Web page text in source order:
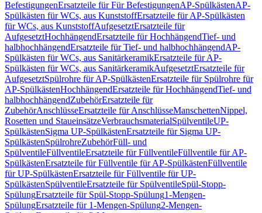
BefestigungenErsatzteile für Für BefestigungenAP-SpülkästenAP-
Spülkästen für WCs, aus KunststoffErsatzteile für AP-Spülkästen
für WCs, aus KunststoffAufgesetztErsatzteile für
AufgesetztHochhängendErsatzteile für HochhängendTief- und
halbhochhängendErsatzteile für Tief- und halbhochhängendAP-
Spülkästen für WCs, aus SanitärkeramikErsatzteile für AP-
Spülkästen für WCs, aus SanitärkeramikAufgesetztErsatzteile für
AufgesetztSpülrohre für AP-SpülkästenErsatzteile für Spülrohre für
AP-SpülkästenHochhängendErsatzteile für HochhängendTief- und
halbhochhängendZubehörErsatzteile für
ZubehörAnschlüsseErsatzteile für AnschlüsseManschettenNippel,
Rosetten und StaueinsätzeVerbrauchsmaterialSpülventileUP-
SpülkästenSigma UP-SpülkästenErsatzteile für Sigma UP-
SpülkästenSpülrohreZubehörFüll- und
SpülventileFüllventileErsatzteile für FüllventileFüllventile für AP-
SpülkästenErsatzteile für Füllventile für AP-SpülkästenFüllventile
für UP-SpülkästenErsatzteile für Füllventile für UP-
SpülkästenSpülventileErsatzteile für SpülventileSpül-Stopp-
SpülungErsatzteile für Spül-Stopp-Spülung1-Mengen-
SpülungErsatzteile für 1-Mengen-Spülung2-Mengen-